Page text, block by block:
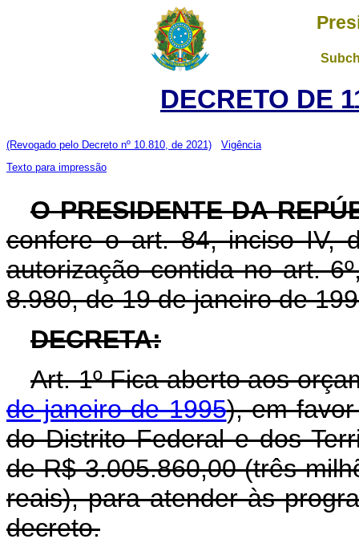
DECRETO DE
(Revogado pelo Decreto nº 10.810, de 2021)
Vigência
Texto para impressão
O PRESIDENTE DA
confere o art. 84, inciso IV,
autorização contida no art.
8.980, de 19 de janeiro de
DECRETA:
Art. 1º Fica aberto aos
de janeiro de 1995), em
do Distrito Federal e dos
de R$ 3.005.860,00 (três
reais), para atender às
decreto.